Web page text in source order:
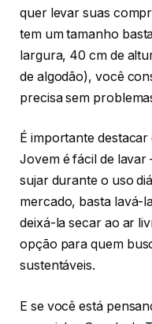
quer levar suas
tem um tamanho
largura, 40 cm de
de algodão), você
precisa sem
É importante
Jovem é fácil de lavar
sujar durante o uso
mercado, basta lavá-
deixá-la secar ao ar
opção para quem
sustentáveis.
E se você está